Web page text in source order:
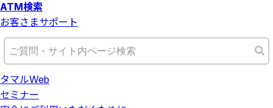
ATM検索
お客さまサポート
タマルWeb
セミナー